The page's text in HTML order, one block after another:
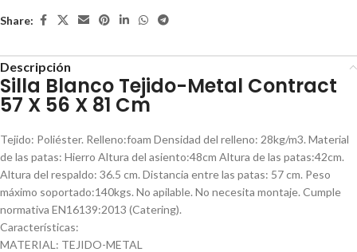
Share:
Descripción
Silla Blanco Tejido-Metal Contract
57 X 56 X 81 Cm
Tejido: Poliéster. Relleno:foam Densidad del relleno: 28kg/m3. Material
de las patas: Hierro Altura del asiento:48cm Altura de las patas:42cm.
Altura del respaldo: 36.5 cm. Distancia entre las patas: 57 cm. Peso
máximo soportado:140kgs. No apilable. No necesita montaje. Cumple
normativa EN16139:2013 (Catering).
Características:
MATERIAL: TEJIDO-METAL